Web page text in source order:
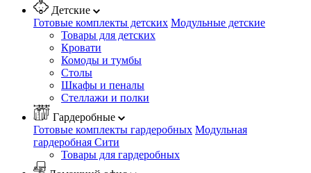
Детские
Готовые комплекты детских Модульные детские
Товары для детских
Кровати
Комоды и тумбы
Столы
Шкафы и пеналы
Стеллажи и полки
Гардеробные
Готовые комплекты гардеробных Модульная
гардеробная Сити
Товары для гардеробных